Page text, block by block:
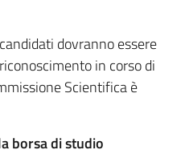
dovranno essere
in corso di
Scientifica è
borsa di studio